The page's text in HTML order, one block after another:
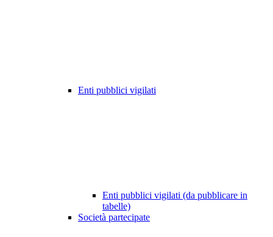
Enti pubblici vigilati
Enti pubblici vigilati (da pubblicare in
tabelle)
Società partecipate